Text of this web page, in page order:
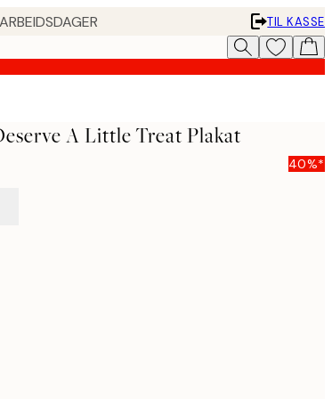
TIL KASSE
A Little Treat Plakat
40%*